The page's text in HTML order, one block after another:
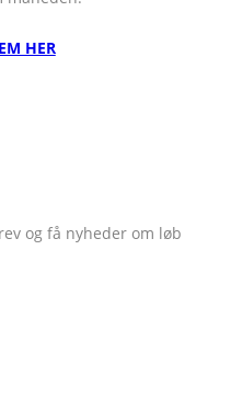
HER
og få nyheder om løb